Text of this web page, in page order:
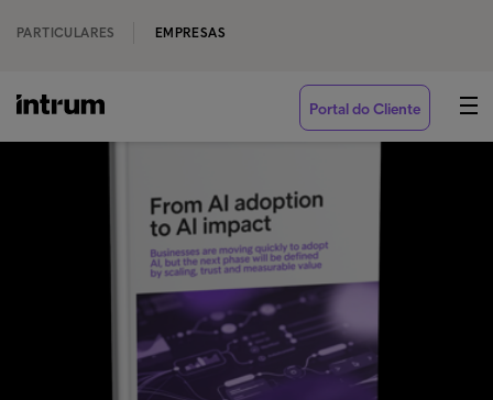
PARTICULARES EMPRESAS
Portal do Cliente